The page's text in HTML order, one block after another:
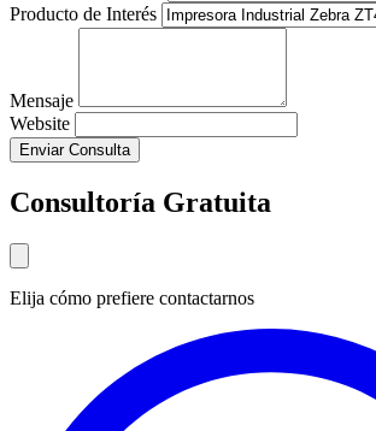
Producto de Interés
Mensaje
Website
Enviar Consulta
Consultoría Gratuita
Elija cómo prefiere contactarnos